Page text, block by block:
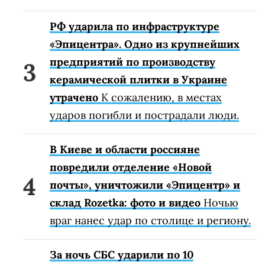
РФ ударила по инфраструктуре
«Эпицентра». Одно из крупнейших
предприятий по производству
керамической плитки в Украине
утрачено К сожалению, в местах
ударов погибли и пострадали люди.
В Киеве и области россияне
повредили отделение «Новой
почты», уничтожили «Эпицентр» и
склад Rozetka: фото и видео Ночью
враг нанес удар по столице и региону.
За ночь СБС ударили по 10